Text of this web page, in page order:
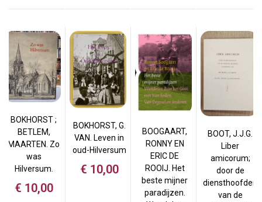
BOKHORST ;
BETLEM,
MAARTEN. Zo
was
Hilversum.
€ 10,00
BOKHORST, G.
VAN. Leven in
oud-Hilversum
€ 10,00
BOOGAART,
RONNY EN
ERIC DE
ROOIJ. Het
beste mijner
paradijzen.
BOOT, J.J.G.
Liber
amicorum;
door de
diensthoofden
van de